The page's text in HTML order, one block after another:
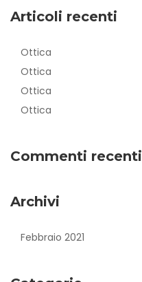
Articoli recenti
Ottica
Ottica
Ottica
Ottica
Commenti recenti
Archivi
Febbraio 2021